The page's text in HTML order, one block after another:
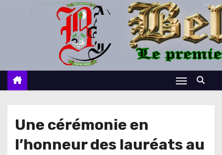
c
Une cérémonie en
l’honneur des lauréats au